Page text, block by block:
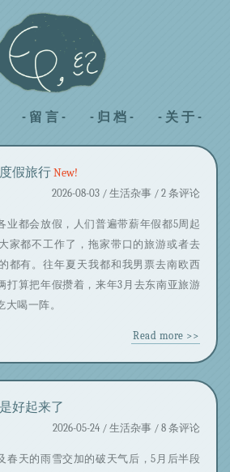
- 留 言 - - 归 档 - - 关 于 -
假旅行New!
2026-08-03 /生活杂事 / 2 条评论
业都会放假，人们普遍带薪年假都5周起
家都不工作了，拖家带口的旅游或者去
都有。往年夏天我都和我男票去南欧西
打算把年假攒着，来年3月去东南亚旅游
喝一阵。
Read more >>
好起来了
2026-05-24 /生活杂事 / 8 条评论
春天的雨雪交加的破天气后，5月后半段